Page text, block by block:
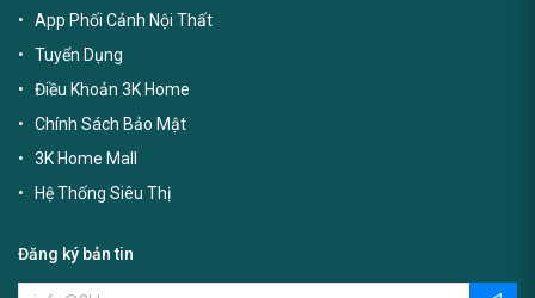
App Phối Cảnh Nội Thất
Tuyển Dụng
Điều Khoản 3K Home
Chính Sách Bảo Mật
3K Home Mall
Hệ Thống Siêu Thị
Đăng ký bản tin